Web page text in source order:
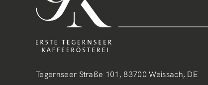
Tegernseer Straße 101, 83700 Weissach, DE